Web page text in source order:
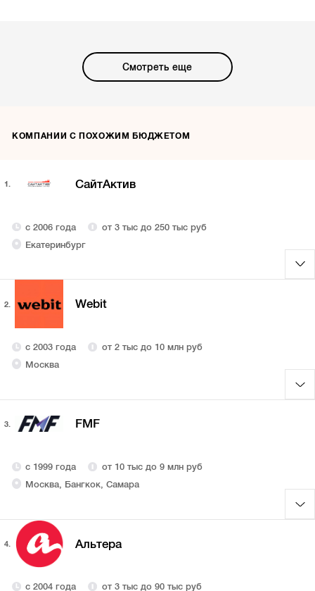
Смотреть еще
КОМПАНИИ С ПОХОЖИМ БЮДЖЕТОМ
1. СайтАктив
с 2006 года
от 3 тыс до 250 тыс руб
Екатеринбург
2. Webit
с 2003 года
от 2 тыс до 10 млн руб
Москва
3. FMF
с 1999 года
от 10 тыс до 9 млн руб
Москва, Бангкок, Самара
4. Альтера
с 2004 года
от 3 тыс до 90 тыс руб